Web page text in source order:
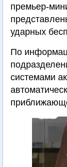
премьер-
ударных
По
системами